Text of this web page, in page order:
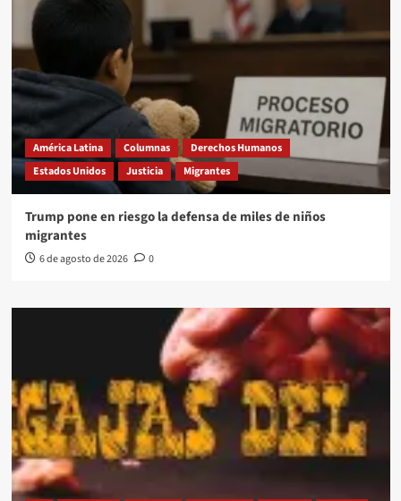
América Latina Columnas
Derechos Humanos
Estados Unidos
Justicia Migrantes
Trump pone en riesgo la defensa de miles de niños
migrantes
6 de agosto de 2026 0